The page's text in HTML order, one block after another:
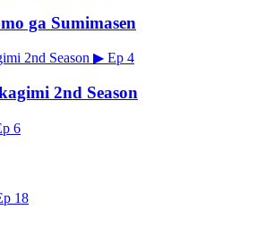
ga Sumimasen
▶ Ep 4
2nd Season
6
18